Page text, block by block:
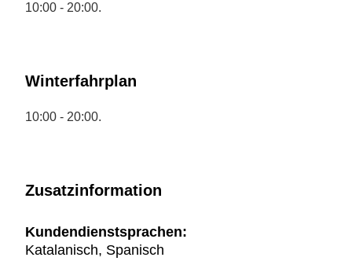
10:00 - 20:00.
Winterfahrplan
10:00 - 20:00.
Zusatzinformation
Kundendienstsprachen:
Katalanisch, Spanisch